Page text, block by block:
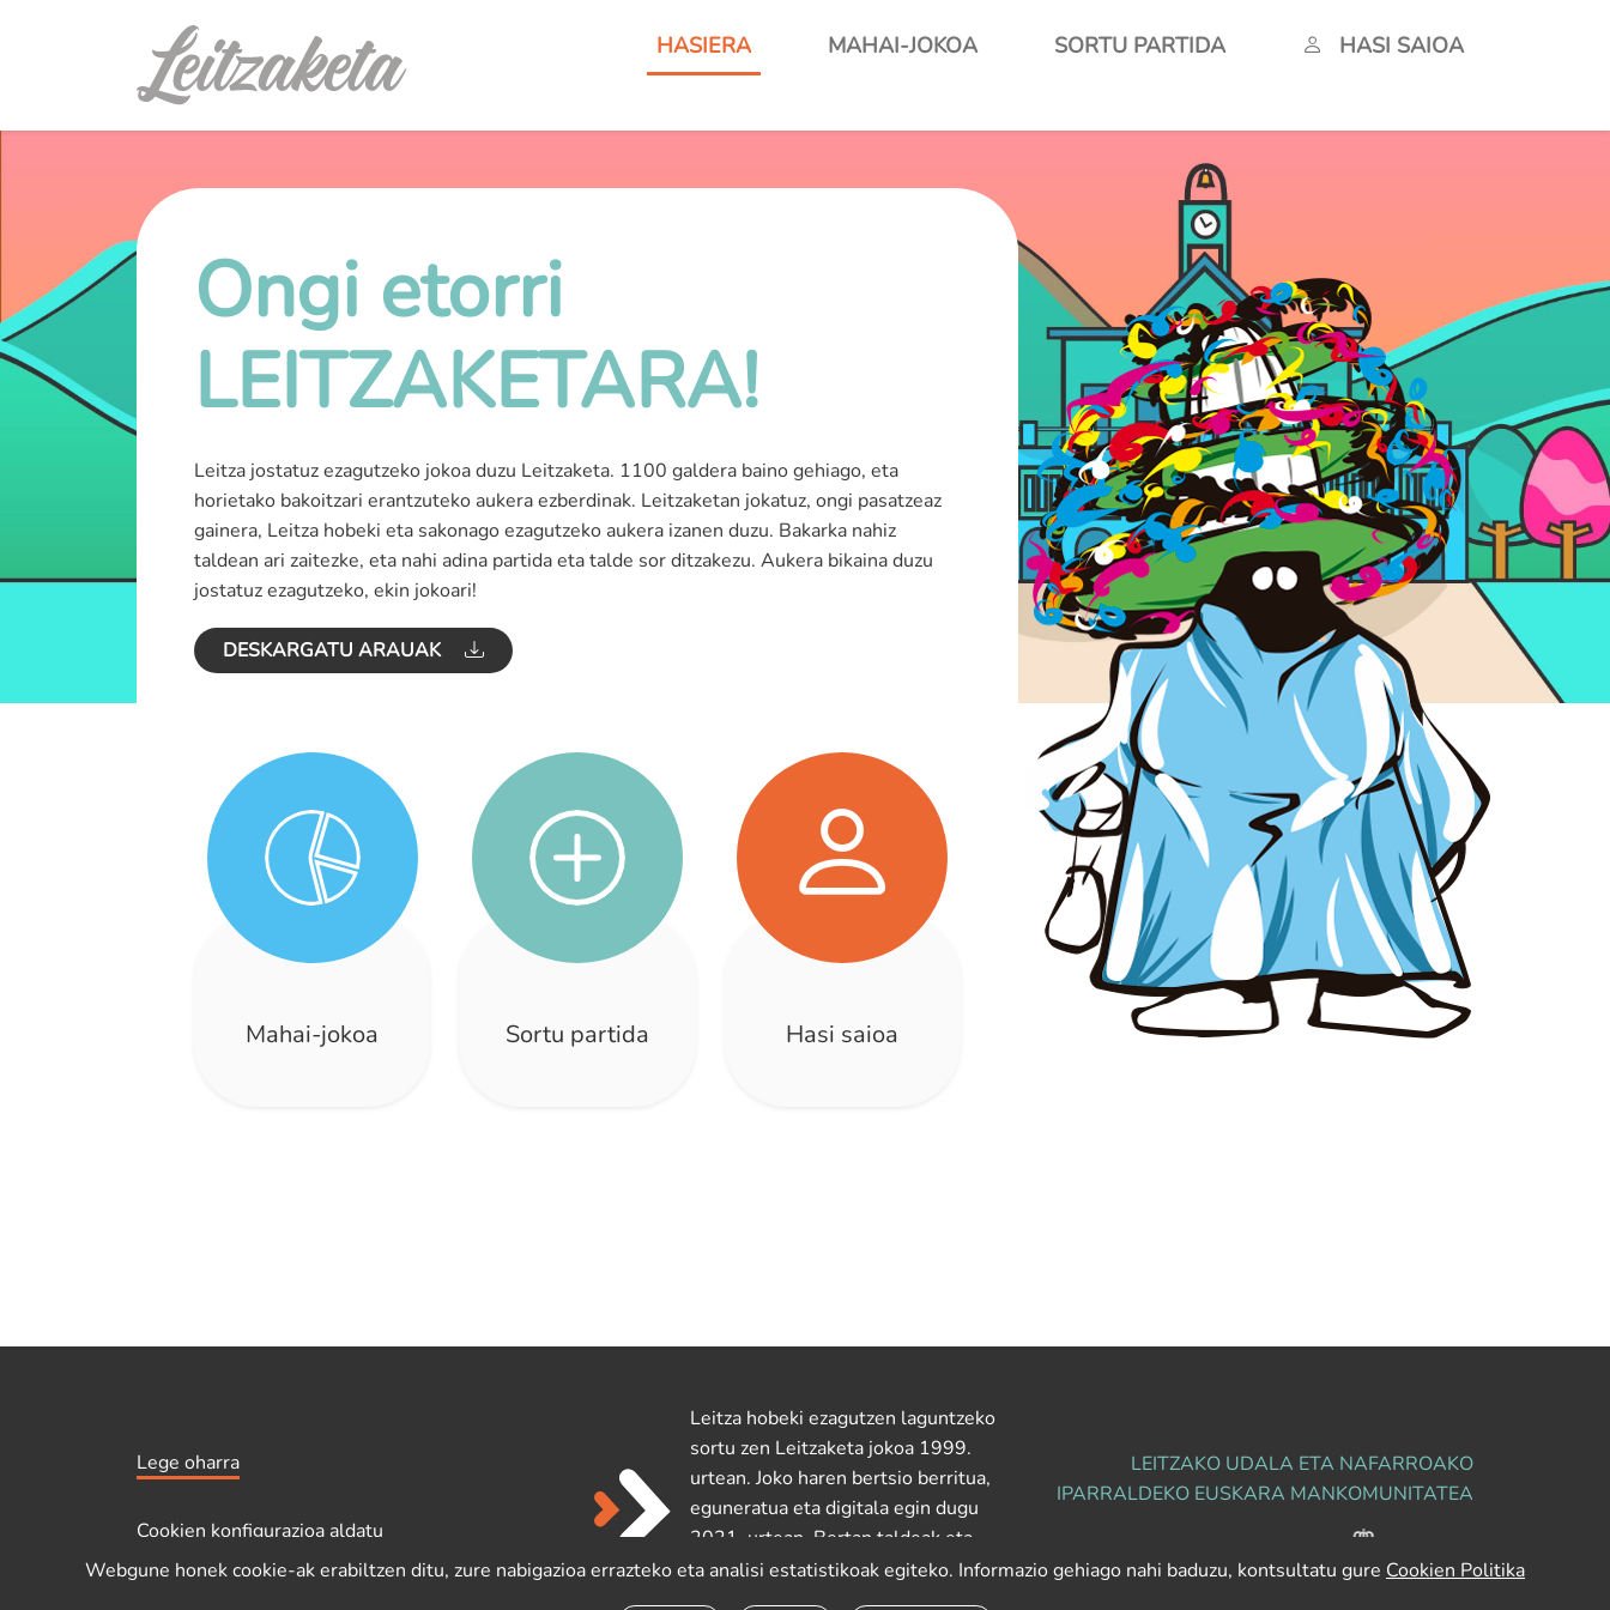
HASIERA MAHAI-JOKOA SORTU PARTIDA HASI SAIOA
Ongi etorri
LEITZAKETARA!
Leitza jostatuz ezagutzeko jokoa duzu Leitzaketa. 1100 galdera baino gehiago, eta
horietako bakoitzari erantzuteko aukera ezberdinak. Leitzaketan jokatuz, ongi pasatzeaz
gainera, Leitza hobeki eta sakonago ezagutzeko aukera izanen duzu. Bakarka nahiz
taldean ari zaitezke, eta nahi adina partida eta talde sor ditzakezu. Aukera bikaina duzu
jostatuz ezagutzeko, ekin jokoari!
DESKARGATU ARAUAK
Mahai-jokoa Sortu partida Hasi saioa
Lege oharra
Cookien konfigurazioa aldatu
Leitza hobeki ezagutzen laguntzeko
sortu zen Leitzaketa jokoa 1999.
urtean. Joko haren bertsio berritua,
eguneratua eta digitala egin dugu
2021. urtean. Bertan taldeak eta
partidak sortu eta sailkapenak ikus
LEITZAKO UDALA ETA NAFARROAKO
IPARRALDEKO EUSKARA MANKOMUNITATEA
Webgune honek cookie-ak erabiltzen ditu, zure nabigazioa errazteko eta analisi estatistikoak egiteko. Informazio gehiago nahi baduzu, kontsultatu gure Cookien Politika